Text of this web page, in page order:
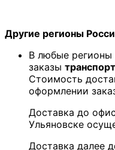
Другие регионы
В любые регионы
заказы
Стоимость
оформлении
Доставка до
Ульяновске
Доставка далее